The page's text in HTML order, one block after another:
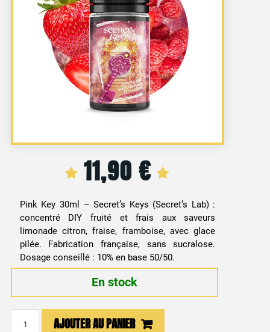
11,90€
Pink Key 30ml – Secret’s Keys (Secret’s Lab) :
concentré DIY fruité et frais aux saveurs
limonade citron, fraise, framboise, avec glace
pilée. Fabrication française, sans sucralose.
Dosage conseillé : 10% en base 50/50.
En stock
AJOUTER AU PANIER